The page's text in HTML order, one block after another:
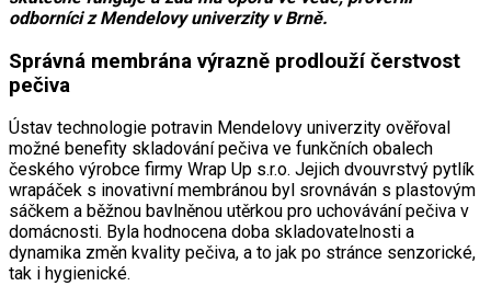
odborníci z Mendelovy univerzity v Brně.
Správná membrána výrazně prodlouží čerstvost
pečiva
Ústav technologie potravin Mendelovy univerzity ověřoval
možné benefity skladování pečiva ve funkčních obalech
českého výrobce firmy Wrap Up s.r.o. Jejich dvouvrstvý pytlík
wrapáček s inovativní membránou byl srovnáván s plastovým
sáčkem a běžnou bavlněnou utěrkou pro uchovávání pečiva v
domácnosti. Byla hodnocena doba skladovatelnosti a
dynamika změn kvality pečiva, a to jak po stránce senzorické,
tak i hygienické.